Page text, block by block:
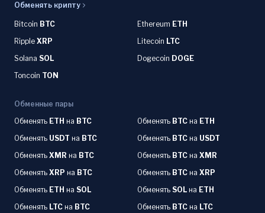
Обменять крипту
Bitcoin BTC Ethereum ETH
Ripple XRP Litecoin LTC
Solana SOL Dogecoin DOGE
Toncoin TON
Обменные пары
Обменять ETH на BTC Обменять BTC на ETH
Обменять USDT на BTC Обменять BTC на USDT
Обменять XMR на BTC Обменять BTC на XMR
Обменять XRP на BTC Обменять BTC на XRP
Обменять ETH на SOL Обменять SOL на ETH
Обменять LTC на BTC Обменять BTC на LTC